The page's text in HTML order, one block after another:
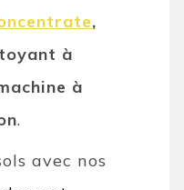
,
à
à
.
avec nos